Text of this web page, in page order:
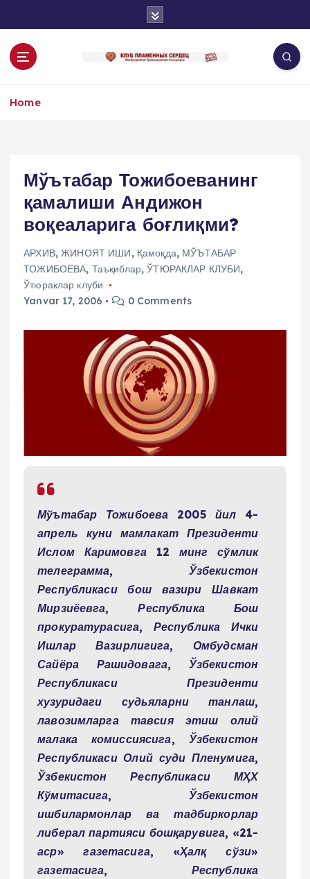
o
Home
Мўътабар Тожибоеванинг
қамалиши Андижон
воқеаларига боғлиқми?
АРХИВ,ЖИНОЯТ ИШИ, Қамоқда, МЎЪТАБАР
ТОЖИБОЕВА, Таъқиблар,ЎТЮРАКЛАР КЛУБИ,
Ўтюраклар клуби
Yanvar 17, 2006
0 Comments
Мўътабар Тожибоева 2005 йил 4-
апрель куни мамлакат Президенти
Ислом Каримовга 12 минг сўмлик
телеграмма, Ўзбекистон
Республикаси бош вазири Шавкат
Мирзиёевга, Республика Бош
прокуратурасига, Республика Ички
Ишлар Вазирлигига, Омбудсман
Сайёра Рашидовага, Ўзбекистон
Республикаси Президенти
хузуридаги судьяларни танлаш,
лавозимларга тавсия этиш олий
малака комиссиясига, Ўзбекистон
Республикаси Олий суди Пленумига,
Ўзбекистон Республикаси МҲХ
Кўмитасига, Ўзбекистон
ишбилармонлар ва тадбиркорлар
либерал партияси бошқарувига, «21-
аср» газетасига, «Ҳалқ сўзи»
газетасига, Республика